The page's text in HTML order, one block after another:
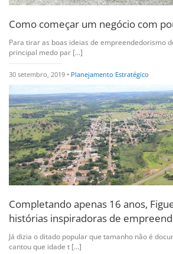
Como começar um negócio com
Para tirar as boas ideias de empreendedorismo
principal medo par [...]
30 setembro, 2019 • Planejamento Estratégico
Completando apenas 16 anos,
histórias inspiradoras de
Já dizia o ditado popular que tamanho não é
cantou que idade t [...]